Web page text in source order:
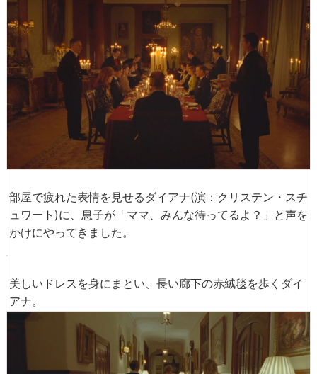
部屋で疲れた表情を見せるダイアナ(演：クリステン・スチ
ュワート)に、息子が「ママ、みんな待ってるよ？」と声を
かけにやってきました。